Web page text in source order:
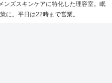
ンズスキンケアに特化した理容室。眠
に。平日は22時まで営業。